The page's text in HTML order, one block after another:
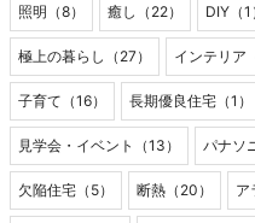
照明（8） 癒し（22） DIY（1
極上の暮らし（27） インテリア
子育て（16） 長期優良住宅（1）
見学会・イベント（13） パナソ
欠陥住宅（5） 断熱（20） ア